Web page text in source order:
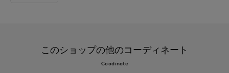
このショップの他のコーディネート
Coodinate